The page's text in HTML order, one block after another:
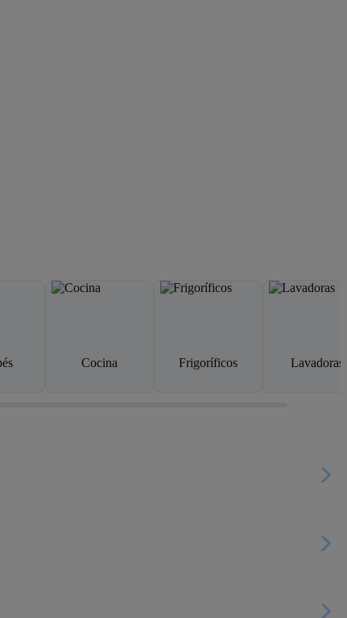
Cocina Frigoríficos Lavadoras